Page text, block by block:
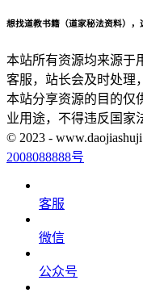
想找道教书籍（道家秘法资料），
本站所有资源均来源于
客服，站长会及时处理
本站分享资源的目的仅
业用途，不得违反国家
© 2023 -
2008088888号
客服
微信
公众号